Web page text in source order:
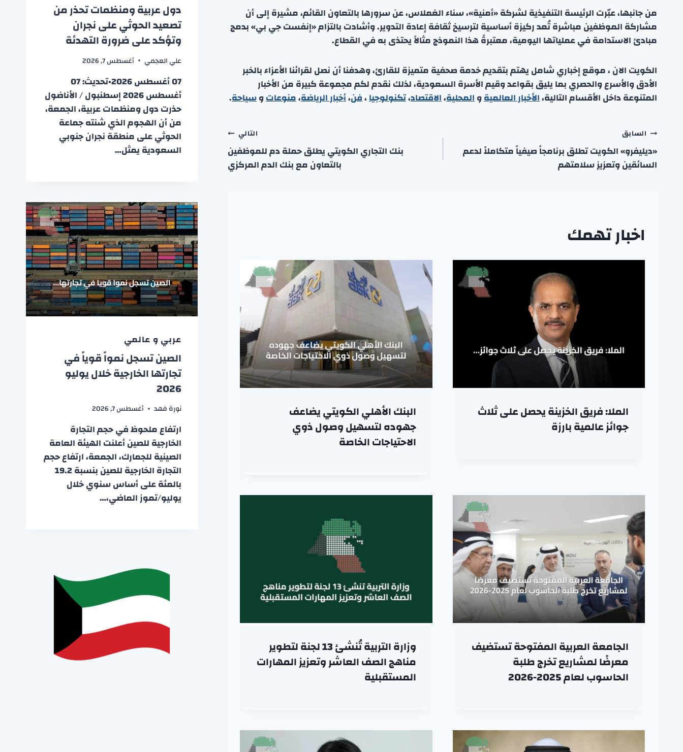
من جانبها، عبّرت الرئيسة التنفيذية لشركة «أمنية»، سناء الغملاس، عن سرورها بالتعاون القائم، مشيرة إلى أن
مشاركة الموظفين مباشرة تُعد ركيزة أساسية لترسيخ ثقافة إعادة التدوير. وأشادت بالتزام «إنفست جي بي» بدمج
مبادئ الاستدامة في عملياتها اليومية، معتبرةً هذا النموذج مثالاً يحتذى به في القطاع.
الكويت الان ، موقع إخباري شامل يهتم بتقديم خدمة صحفية متميزة للقارئ، وهدفنا أن نصل لقرائنا الأعزاء بالخبر
الأدق والأسرع والحصري بما يليق بقواعد وقيم الأسرة السعودية، لذلك نقدم لكم مجموعة كبيرة من الأخبار
المتنوعة داخل الأقسام التالية،الأخبار العالميةوالمحلية،الاقتصاد،تكنولوجيا،فن،أخبار الرياضة،منوعاتوسياحة.
تصفّح
المقالات
السابق
«ديليفرو» الكويت تطلق برنامجاً صيفياً متكاملاً لدعم
السائقين وتعزيز سلامتهم
التالي
بنك التجاري الكويتي يطلق حملة دم للموظفين
بالتعاون مع بنك الدم المركزي
اخبار تهمك
الملا: فريق الخزينة يحصل على ثلاث
جوائز عالمية بارزة
البنك الأهلي الكويتي يضاعف
جهوده لتسهيل وصول ذوي
الاحتياجات الخاصة
الجامعة العربية المفتوحة تستضيف
معرضًا لمشاريع تخرج طلبة
الحاسوب لعام 2025-2026
وزارة التربية تُنشئ 13 لجنة لتطوير
مناهج الصف العاشر وتعزيز المهارات
المستقبلية
دول عربية ومنظمات تحذر من
تصعيد الحوثي على نجران
وتؤكد على ضرورة التهدئة
علي العجمي أغسطس 7, 2026
07 أغسطس 2026•تحديث: 07
أغسطس 2026 إسطنبول / الأناضول
حذرت دول ومنظمات عربية، الجمعة،
من أن الهجوم الذي شنته جماعة
الحوثي على منطقة نجران جنوبي
السعودية يمثل…
عربي و عالمي
الصين تسجل نمواً قوياً في
تجارتها الخارجية خلال يوليو
2026
نورة فهد أغسطس 7, 2026
ارتفاع ملحوظ في حجم التجارة
الخارجية للصين أعلنت الهيئة العامة
الصينية للجمارك، الجمعة، ارتفاع حجم
التجارة الخارجية للصين بنسبة 19.2
بالمئة على أساس سنوي خلال
يوليو/تموز الماضي،…